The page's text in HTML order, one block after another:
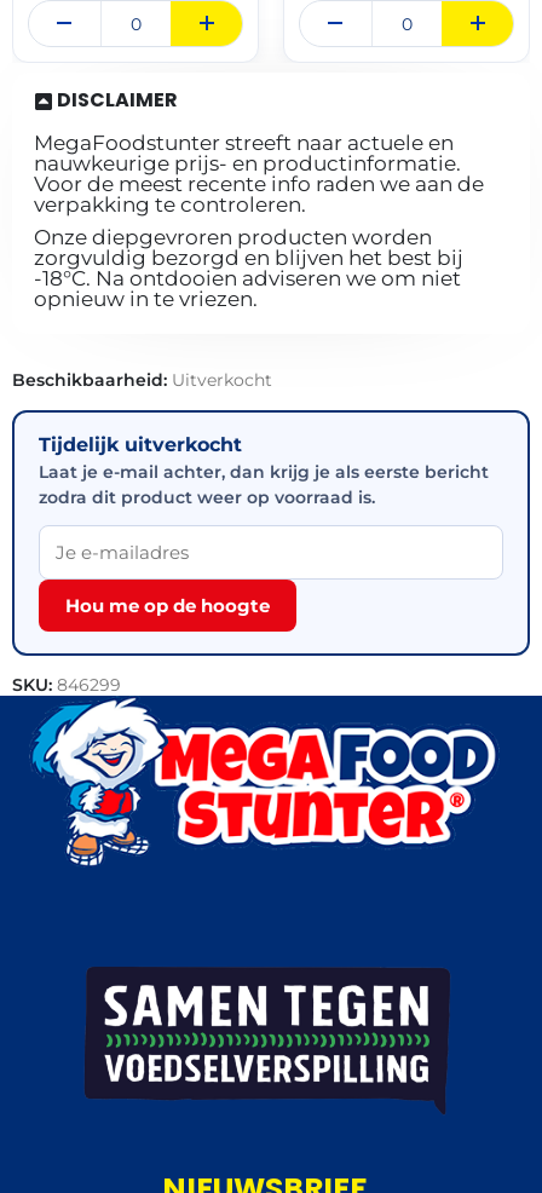
DISCLAIMER
MegaFoodstunter streeft naar actuele en
nauwkeurige prijs- en productinformatie.
Voor de meest recente info raden we aan de
verpakking te controleren.
Onze diepgevroren producten worden
zorgvuldig bezorgd en blijven het best bij
-18°C. Na ontdooien adviseren we om niet
opnieuw in te vriezen.
Beschikbaarheid: Uitverkocht
Tijdelijk uitverkocht
Laat je e-mail achter, dan krijg je als eerste bericht
zodra dit product weer op voorraad is.
Hou me op de hoogte
SKU: 846299
Categorie: Outlet